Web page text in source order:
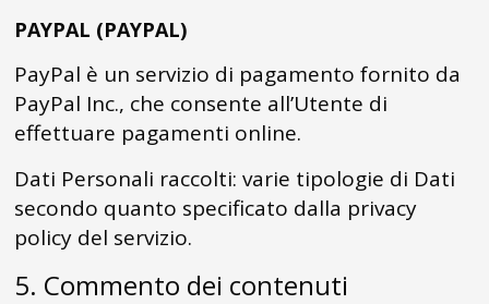
PAYPAL (PAYPAL)
PayPal è un servizio di pagamento fornito da
PayPal Inc., che consente all’Utente di
effettuare pagamenti online.
Dati Personali raccolti: varie tipologie di Dati
secondo quanto specificato dalla privacy
policy del servizio.
5. Commento dei contenuti